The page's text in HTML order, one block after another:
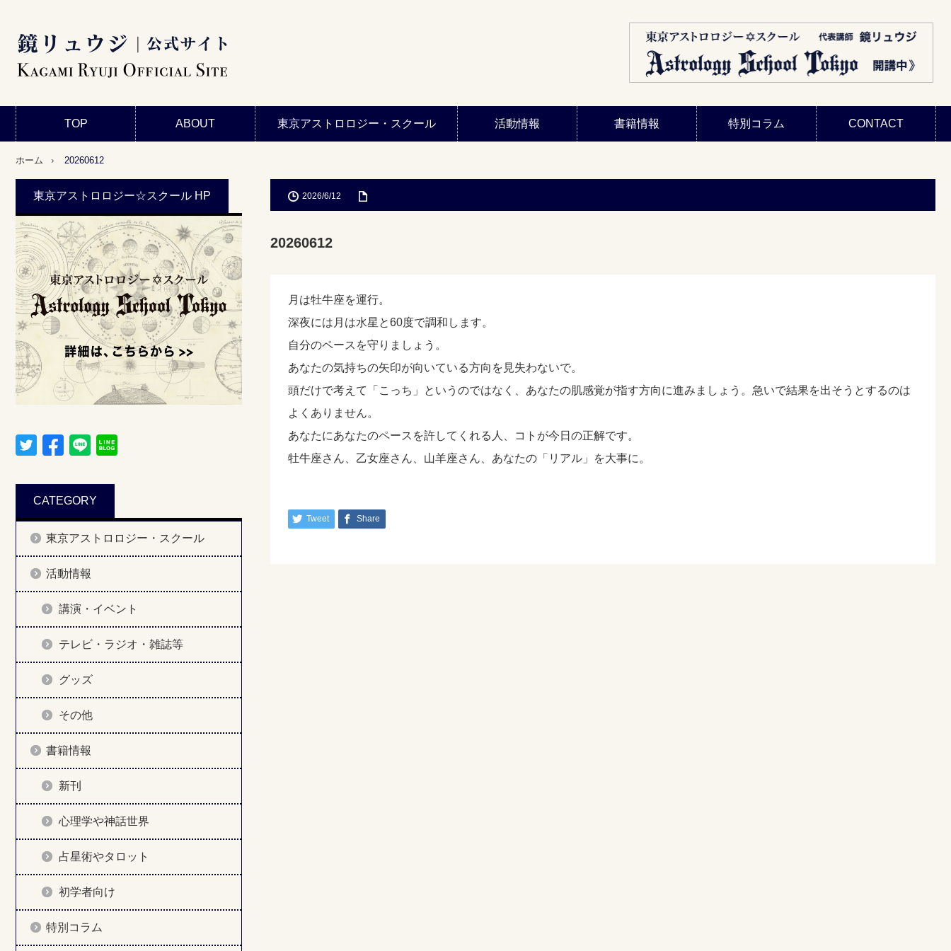
TOP ABOUT 東京アストロロジー・スクール 活動情報 書籍情報 特別コラム CONTACT
ホーム 20260612
2026/6/12
20260612
月は牡牛座を運行。
深夜には月は水星と60度で調和します。
自分のペースを守りましょう。
あなたの気持ちの矢印が向いている方向を見失わないで。
頭だけで考えて「こっち」というのではなく、あなたの肌感覚が指す方向に進みましょう。急いで結果を出そうとするのは
よくありません。
あなたにあなたのペースを許してくれる人、コトが今日の正解です。
牡牛座さん、乙女座さん、山羊座さん、あなたの「リアル」を大事に。
Tweet Share
東京アストロロジー☆スクール HP
CATEGORY
東京アストロロジー・スクール
活動情報
講演・イベント
テレビ・ラジオ・雑誌等
グッズ
その他
書籍情報
新刊
心理学や神話世界
占星術やタロット
初学者向け
特別コラム